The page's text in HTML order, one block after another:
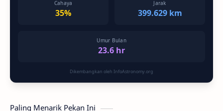
Cahaya
35%
Jarak
399.629 km
Umur Bulan
23.6 hr
Dikembangkan oleh InfoAstronomy.org
Paling Menarik Pekan Ini